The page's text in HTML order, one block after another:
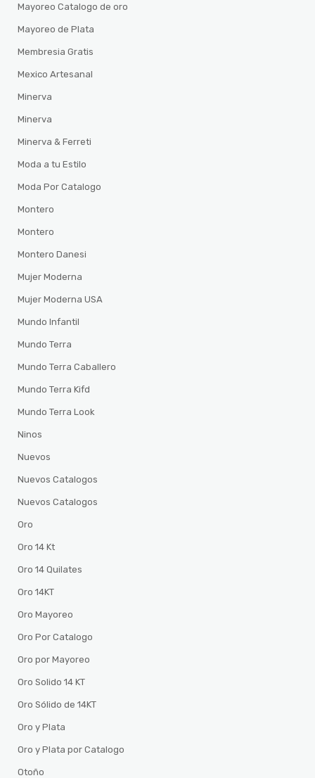
Mayoreo Catalogo de oro
Mayoreo de Plata
Membresia Gratis
Mexico Artesanal
Minerva
Minerva
Minerva & Ferreti
Moda a tu Estilo
Moda Por Catalogo
Montero
Montero
Montero Danesi
Mujer Moderna
Mujer Moderna USA
Mundo Infantil
Mundo Terra
Mundo Terra Caballero
Mundo Terra Kifd
Mundo Terra Look
Ninos
Nuevos
Nuevos Catalogos
Nuevos Catalogos
Oro
Oro 14 Kt
Oro 14 Quilates
Oro 14KT
Oro Mayoreo
Oro Por Catalogo
Oro por Mayoreo
Oro Solido 14 KT
Oro Sólido de 14KT
Oro y Plata
Oro y Plata por Catalogo
Otoño